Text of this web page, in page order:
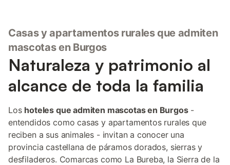
Casas y apartamentos rurales que admiten
mascotas en Burgos
Naturaleza y patrimonio al
alcance de toda la familia
Los hoteles que admiten mascotas en Burgos-
entendidos como casas y apartamentos rurales que
reciben a sus animales - invitan a conocer una
provincia castellana de páramos dorados, sierras y
desfiladeros. Comarcas como La Bureba, la Sierra de la